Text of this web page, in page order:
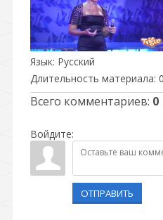
Язык: Русский
Длительность материала:
Всего комментариев: 0
Войдите:
ОТПРАВИТЬ